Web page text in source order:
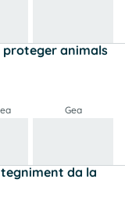
proteger animals
Gea
da la